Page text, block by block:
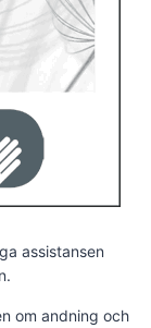
assistansen
om andning och